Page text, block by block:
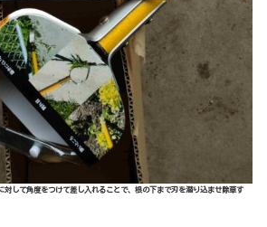
対して角度をつけて差し入れることで、根の下まで刃を潜り込ませ除草す